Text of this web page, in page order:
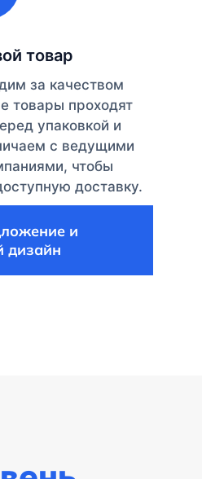
товар
за качеством
товары проходят
упаковкой и
с ведущими
чтобы
доставку.
и
дизайн